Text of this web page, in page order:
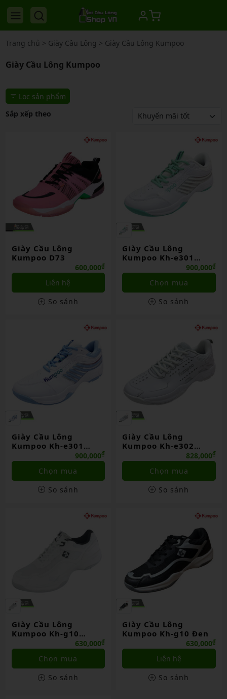
Trang chủ > Giày Cầu Lông > Giày Cầu Lông Kumpoo
Giày Cầu Lông Kumpoo
Lọc sản phẩm
Sắp xếp theo
Giày Cầu Lông
Kumpoo D73
600,000₫
Liên hệ
So sánh
Giày Cầu Lông
Kumpoo Kh-e301
Trắng/Xanh ngọc900,000₫
Chọn mua
So sánh
Giày Cầu Lông
Kumpoo Kh-e301
Trắng/xanh Dương
900,000₫
Chọn mua
So sánh
Giày Cầu Lông
Kumpoo Kh-e302
828,000₫
Chọn mua
So sánh
Giày Cầu Lông
Kumpoo Kh-g10
630,000₫
Chọn mua
So sánh
Giày Cầu Lông
Kumpoo Kh-g10 Đen
630,000₫
Liên hệ
So sánh